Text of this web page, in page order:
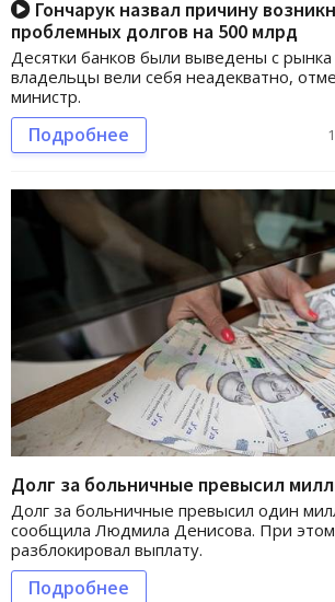
Гончарук назвал причину
проблемных долгов на 500 млрд
Десятки банков были выведены с рынка
владельцы вели себя неадекватно,
министр.
Подробнее
Долг за больничные превысил
Долг за больничные превысил один
сообщила Людмила Денисова. При
разблокировал выплату.
Подробнее